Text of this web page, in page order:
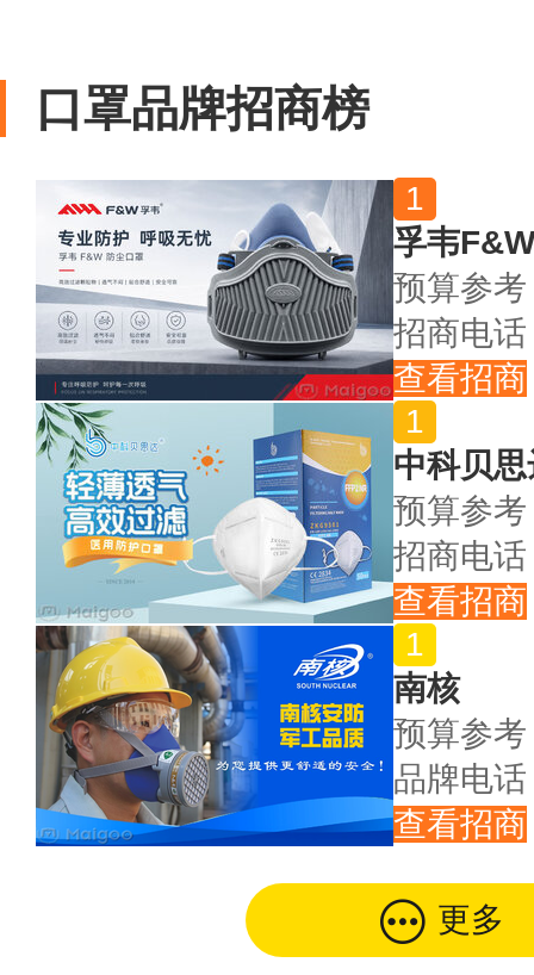
口罩品牌招商榜
孚韦F&W
预算参考
招商电话
查看招商
中科贝
预算参考
招商电话
查看招商
南核
预算参考
品牌电
查看招商
更多